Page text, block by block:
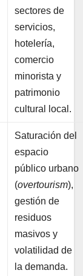
sectores de
servicios,
hotelería,
comercio
minorista y
patrimonio
cultural local.
Saturación del
espacio
público urbano
(overtourism),
gestión de
residuos
masivos y
volatilidad de
la demanda.